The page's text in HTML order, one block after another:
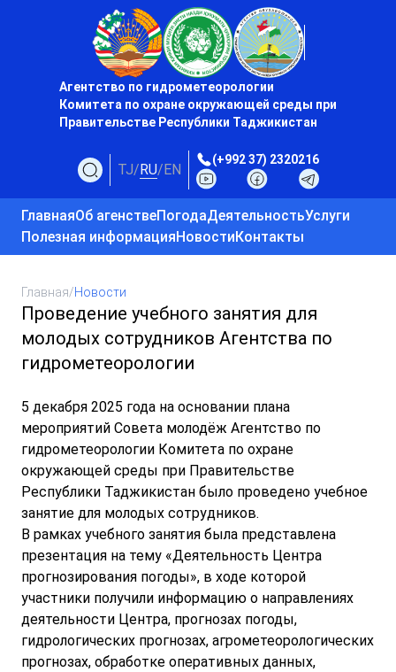
Агентство по гидрометеорологии
Комитета по охране окружающей среды при
Правительстве Республики Таджикистан
TJ/RU/EN
(+992 37) 2320216
ГлавнаяОб агенствеПогодаДеятельностьУслуги
Полезная информацияНовостиКонтакты
Главная/Новости
Проведение учебного занятия для
молодых сотрудников Агентства по
гидрометеорологии
5 декабря 2025 года на основании плана
мероприятий Совета молодёж Агентство по
гидрометеорологии Комитета по охране
окружающей среды при Правительстве
Республики Таджикистан было проведено учебное
занятие для молодых сотрудников.
В рамках учебного занятия была представлена
презентация на тему «Деятельность Центра
прогнозирования погоды», в ходе которой
участники получили информацию о направлениях
деятельности Центра, прогнозах погоды,
гидрологических прогнозах, агрометеорологических
прогнозах, обработке оперативных данных,